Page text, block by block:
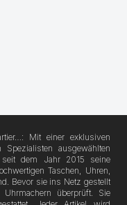
Mit einer exklusiven
ausgewählten
seit dem Jahr 2015 seine
Taschen, Uhren,
Bevor sie ins Netz gestellt
überprüft. Sie